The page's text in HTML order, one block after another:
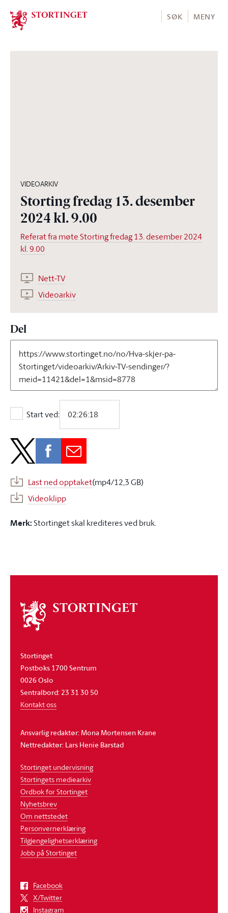
Stortinget.no
SØK MENY
VIDEOARKIV
Storting fredag 13. desember
2024 kl. 9.00
Referat fra møte Storting fredag 13. desember 2024
kl. 9.00
Nett-TV
Videoarkiv
Del
Start ved:
Start ved:
Last ned opptaket(mp4/12,3 GB)
Videoklipp
Merk:Stortinget skal krediteres ved bruk.
Om
stortinget
Stortinget
Postboks 1700 Sentrum
0026 Oslo
Sentralbord: 23 31 30 50
Kontakt oss
Ansvarlig redaktør: Mona Mortensen Krane
Nettredaktør: Lars Henie Barstad
Stortinget undervisning
Stortingets mediearkiv
Ordbok for Stortinget
Nyhetsbrev
Om nettstedet
Personvernerklæring
Tilgjengelighetserklæring
Jobb på Stortinget
Facebook
X/Twitter
Instagram